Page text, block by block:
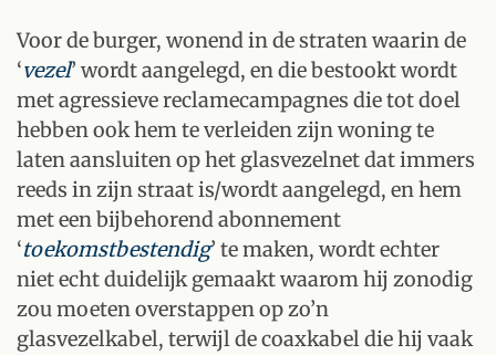
Voor de burger, wonend in de straten waarin de
‘vezel’ wordt aangelegd, en die bestookt wordt
met agressieve reclamecampagnes die tot doel
hebben ook hem te verleiden zijn woning te
laten aansluiten op het glasvezelnet dat immers
reeds in zijn straat is/wordt aangelegd, en hem
met een bijbehorend abonnement
‘toekomstbestendig’ te maken, wordt echter
niet echt duidelijk gemaakt waarom hij zonodig
zou moeten overstappen op zo’n
glasvezelkabel, terwijl de coaxkabel die hij vaak